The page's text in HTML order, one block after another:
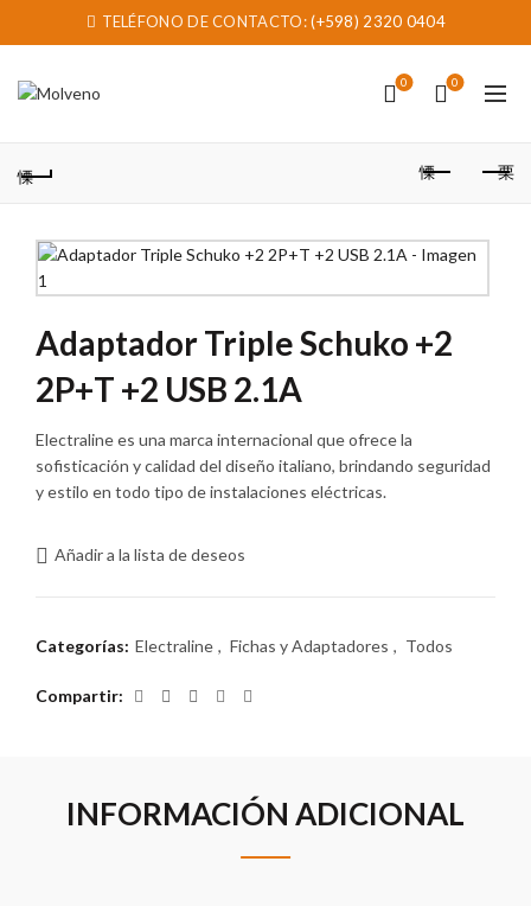
TELÉFONO DE CONTACTO:(+598) 2320 0404
0 0
Adaptador Triple Schuko +2
2P+T +2 USB 2.1A
Electraline es una marca internacional que ofrece la
sofisticación y calidad del diseño italiano, brindando seguridad
y estilo en todo tipo de instalaciones eléctricas.
Añadir a la lista de deseos
Categorías: Electraline , Fichas y Adaptadores , Todos
Compartir
INFORMACIÓN ADICIONAL